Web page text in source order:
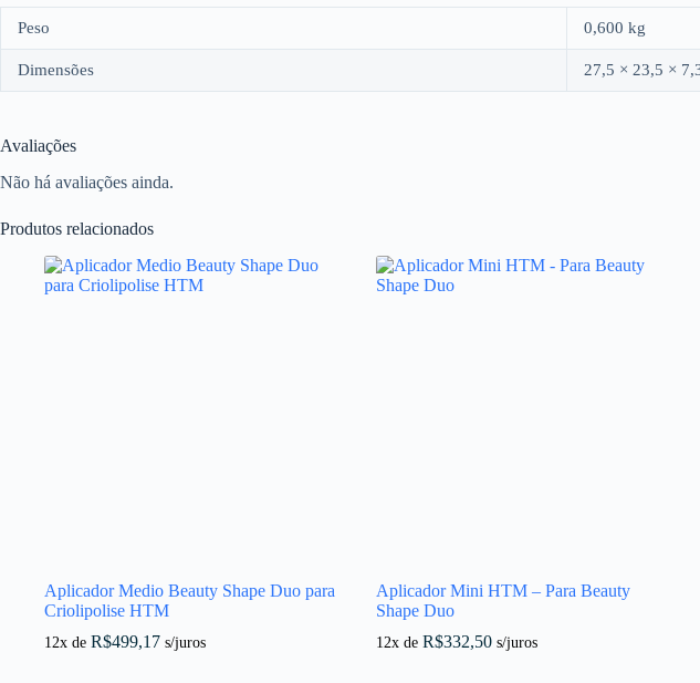
Peso 0,600 kg
Dimensões 27,5 × 23,5 ×
Avaliações
Não há avaliações ainda.
Produtos relacionados
Aplicador Medio Beauty Shape Duo para
Criolipolise HTM
12x de R$499,17 s/juros
Aplicador Mini HTM – Para Beauty
Shape Duo
12x de R$332,50 s/juros